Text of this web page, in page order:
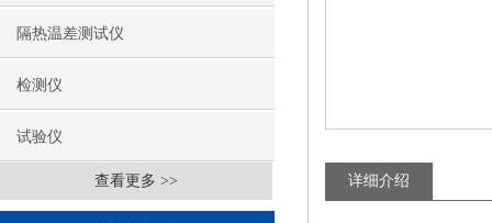
隔热温差测试仪
检测仪
试验仪
查看更多 >> 详细介绍